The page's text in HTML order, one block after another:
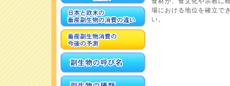
場における地位を確立で
い。